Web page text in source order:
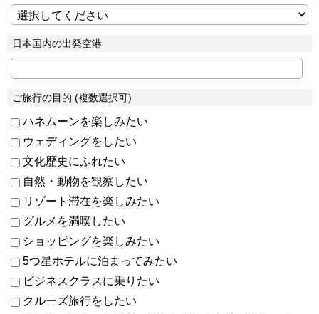
日本国内の出発空港
ご旅行の目的 (複数選択可)
ハネムーンを楽しみたい
ウェディングをしたい
文化歴史にふれたい
自然・動物を観察したい
リゾート滞在を楽しみたい
グルメを満喫したい
ショッピングを楽しみたい
5つ星ホテルに泊まってみたい
ビジネスクラスに乗りたい
クルーズ旅行をしたい